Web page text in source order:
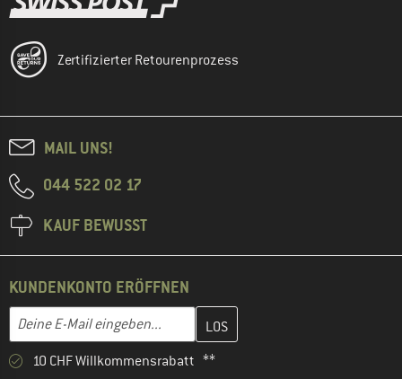
Zertifizierter Retourenprozess
MAIL UNS!
044 522 02 17
KAUF BEWUSST
KUNDENKONTO ERÖFFNEN
E-Mail-Adresse
Gib hier deine E-Mail-Adresse ein und erstelle im nächsten
10 CHF Willkommensrabatt **